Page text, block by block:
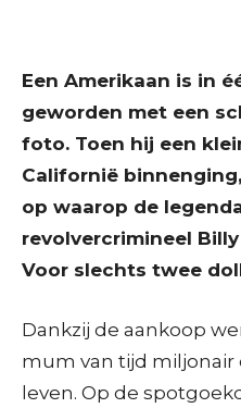
Een Amerikaan is in
geworden met een
foto. Toen hij een
Californië
op waarop de
revolvercrimineel
Voor slechts twee
Dankzij de aankoop
mum van tijd miljonair
leven. Op de